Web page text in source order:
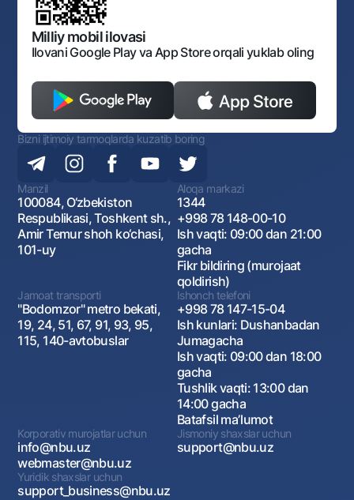
Bankining ish tartibi va rejimi
Ochiq ma'lumotlar
Monopoliyaga qarshi komplaens
Milliy mobil ilovasi
Ilovani Google Play va App Store orqali yuklab oling
Bizni ijtimoiy tarmoqlarda kuzatib boring
Manzil
100084, O‘zbekiston
Respublikasi, Toshkent sh.,
Amir Temur shoh ko‘chasi,
101-uy
Aloqa markazi
1344
+998 78 148-00-10
Ish vaqti: 09:00 dan 21:00
gacha
Fikr bildiring (murojaat
qoldirish)
Jamoat transporti
"Bodomzor" metro bekati,
19, 24, 51, 67, 91, 93, 95,
115, 140-avtobuslar
Ishonch telefoni
+998 78 147-15-04
Ish kunlari: Dushanbadan
Jumagacha
Ish vaqti: 09:00 dan 18:00
gacha
Tushlik vaqti: 13:00 dan
14:00 gacha
Batafsil maʼlumot
Korporativ murojatlar uchun
info@nbu.uz
webmaster@nbu.uz
Jismoniy shaxslar uchun
support@nbu.uz
Yuridik shaxslar uchun
support_business@nbu.uz